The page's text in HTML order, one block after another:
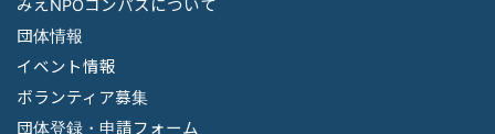
みえNPOコンパスについて
団体情報
イベント情報
ボランティア募集
団体登録・申請フォーム